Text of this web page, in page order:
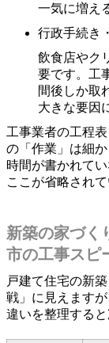
一気に増え
行政手続き
飲食店やク
要です。工
間後しか取
大きな要因
工事業者の工程
の「作業」は細
時間が書かれて
ここが省略され
新築の家づく
市の工事スピ
戸建て住宅の新
戦」に見えます
違いを整理すると